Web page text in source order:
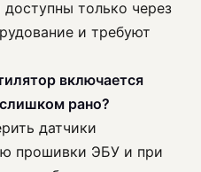
только через
и требуют
включается
рано?
датчики
прошивки ЭБУ и при